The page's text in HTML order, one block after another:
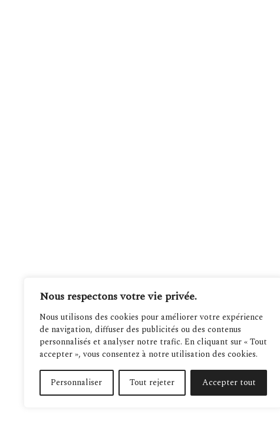
Nous respectons votre vie privée.
Nous utilisons des cookies pour améliorer votre expérience
de navigation, diffuser des publicités ou des contenus
personnalisés et analyser notre trafic. En cliquant sur « Tout
accepter », vous consentez à notre utilisation des cookies.
Personnaliser Tout rejeter Accepter tout